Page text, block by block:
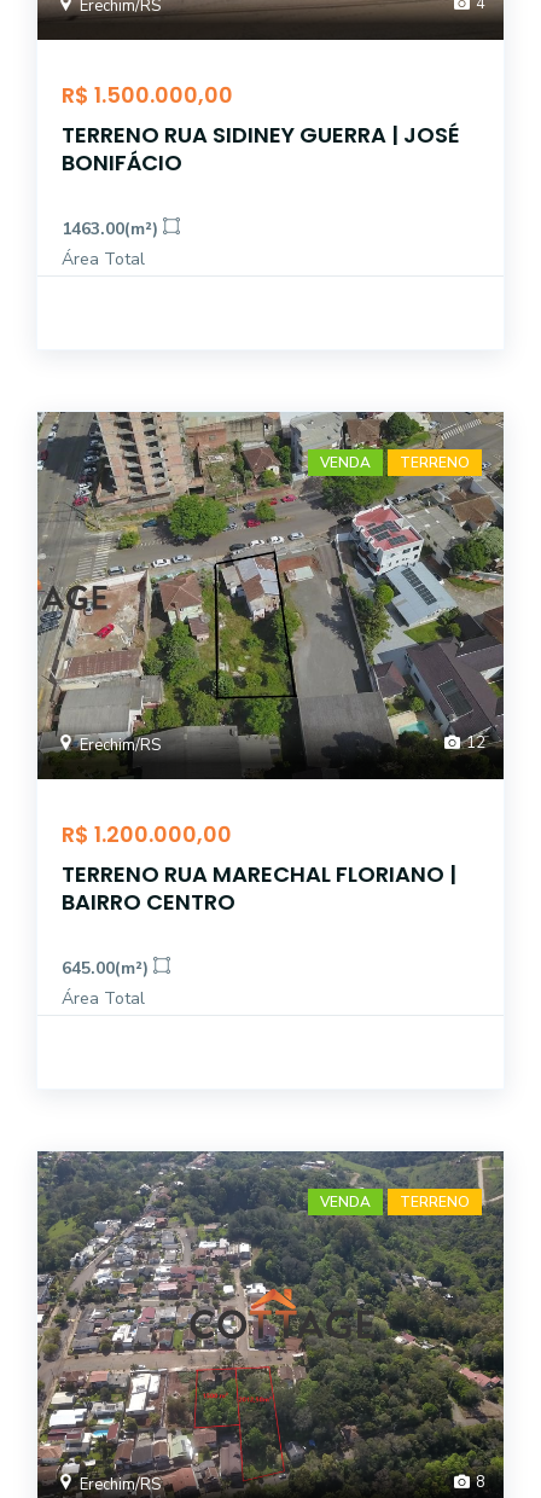
Erechim/RS
R$ 1.500.000,00
TERRENO RUA SIDINEY GUERRA | JOSÉ
BONIFÁCIO
1463.00(m²)
Área Total
VENDA TERRENO
Erechim/RS 12
R$ 1.200.000,00
TERRENO RUA MARECHAL FLORIANO |
BAIRRO CENTRO
645.00(m²)
Área Total
VENDA TERRENO
Erechim/RS 8